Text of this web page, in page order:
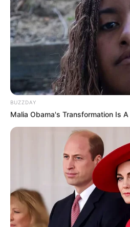
BUZZDAY
Malia Obama's Transformation Is